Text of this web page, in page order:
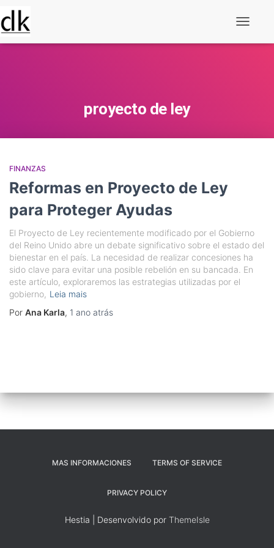
proyecto de ley
FINANZAS
Reformas en Proyecto de Ley
para Proteger Ayudas
El Proyecto de Ley recientemente modificado por el Gobierno
del Reino Unido abre un debate significativo sobre el estado del
bienestar en el país. La necesidad de realizar concesiones ha
sido clave para evitar una posible rebelión en su bancada. En
este artículo, exploraremos las estrategias utilizadas por el
gobierno, Leia mais
Por Ana Karla, 1 ano atrás
MAS INFORMACIONES TERMS OF SERVICE
PRIVACY POLICY
Hestia | Desenvolvido por ThemeIsle